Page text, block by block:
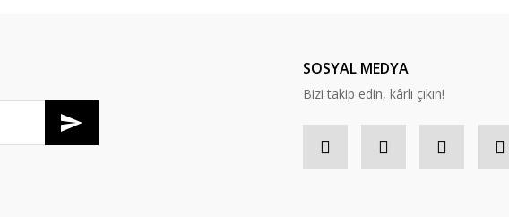
SOSYAL MEDYA
Bizi takip edin, kârlı çıkın!